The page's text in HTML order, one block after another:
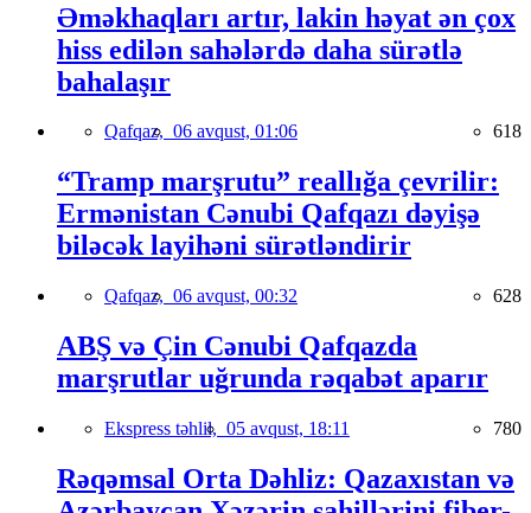
Əməkhaqları artır, lakin həyat ən çox
hiss edilən sahələrdə daha sürətlə
bahalaşır
Qafqaz, 06 avqust, 01:06 618
“Tramp marşrutu” reallığa çevrilir:
Ermənistan Cənubi Qafqazı dəyişə
biləcək layihəni sürətləndirir
Qafqaz, 06 avqust, 00:32 628
ABŞ və Çin Cənubi Qafqazda
marşrutlar uğrunda rəqabət aparır
Ekspress təhlil, 05 avqust, 18:11 780
Rəqəmsal Orta Dəhliz: Qazaxıstan və